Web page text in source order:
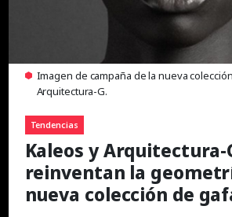
Imagen de campaña de la nueva
Arquitectura-G.
Tendencias
Kaleos y Arquitectura-
reinventan la
nueva colección de